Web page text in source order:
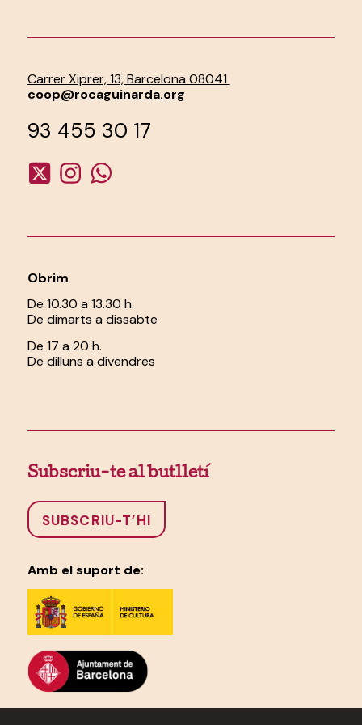
Carrer Xiprer, 13, Barcelona 08041
coop@rocaguinarda.org
93 455 30 17
Obrim
De 10.30 a 13.30 h.
De dimarts a dissabte
De 17 a 20 h.
De dilluns a divendres
Subscriu-te al butlletí
SUBSCRIU-T’HI
Amb el suport de: